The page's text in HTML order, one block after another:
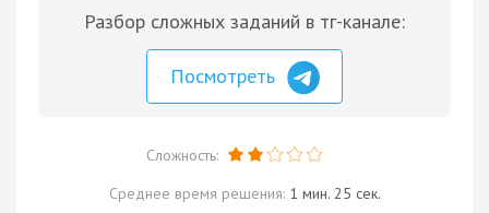
Разбор сложных заданий в тг-канале:
Посмотреть
Сложность:
Среднее время решения: 1 мин. 25 сек.